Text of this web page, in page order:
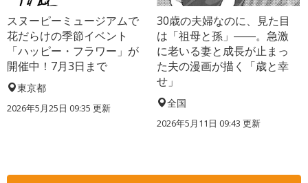
スヌーピーミュージアムで
花だらけの季節イベント
「ハッピー・フラワー」が
開催中！7月3日まで
東京都
2026年5月25日 09:35 更新
30歳の夫婦なのに、見た目
は「祖母と孫」――。急激
に老いる妻と成長が止まっ
た夫の漫画が描く「歳と幸
せ」
全国
2026年5月11日 09:43 更新